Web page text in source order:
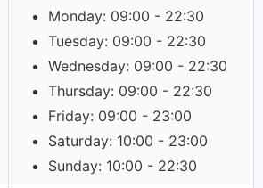
Monday: 09:00 - 22:30
Tuesday: 09:00 - 22:30
Wednesday: 09:00 - 22:30
Thursday: 09:00 - 22:30
Friday: 09:00 - 23:00
Saturday: 10:00 - 23:00
Sunday: 10:00 - 22:30